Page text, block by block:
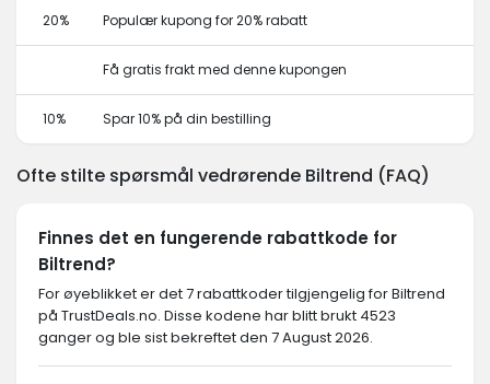
20% Populær kupong for 20% rabatt
Få gratis frakt med denne kupongen
10% Spar 10% på din bestilling
Ofte stilte spørsmål vedrørende Biltrend (FAQ)
Finnes det en fungerende rabattkode for
Biltrend?
For øyeblikket er det 7 rabattkoder tilgjengelig for Biltrend
på TrustDeals.no. Disse kodene har blitt brukt 4523
ganger og ble sist bekreftet den 7 August 2026.